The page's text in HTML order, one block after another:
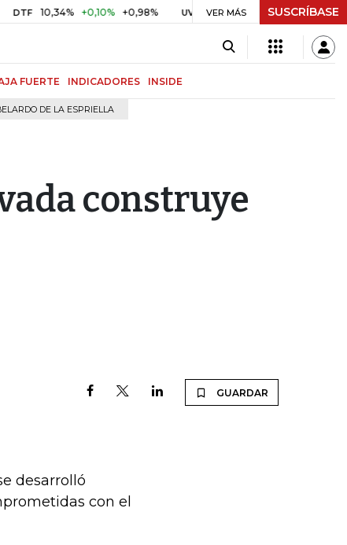
10,34% +0,10% +0,98% UVR $ 416,91 +$ 0,05 +0,01%
VER MÁS SUSCRÍBASE
FUERTE INDICADORES INSIDE
DE LA ESPRIELLA
construye
GUARDAR
desarrolló
con el